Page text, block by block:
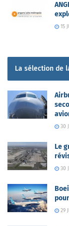
15
La sélection de
30
Le
30
29